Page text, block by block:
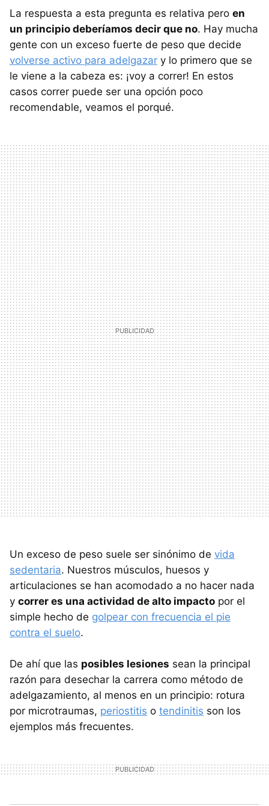
La respuesta a esta pregunta es relativa pero en
un principio deberíamos decir que no. Hay mucha
gente con un exceso fuerte de peso que decide
volverse activo para adelgazar y lo primero que se
le viene a la cabeza es: ¡voy a correr! En estos
casos correr puede ser una opción poco
recomendable, veamos el porqué.
Un exceso de peso suele ser sinónimo de vida
sedentaria. Nuestros músculos, huesos y
articulaciones se han acomodado a no hacer nada
y correr es una actividad de alto impacto por el
simple hecho de golpear con frecuencia el pie
contra el suelo.
De ahí que las posibles lesiones sean la principal
razón para desechar la carrera como método de
adelgazamiento, al menos en un principio: rotura
por microtraumas, periostitis o tendinitis son los
ejemplos más frecuentes.